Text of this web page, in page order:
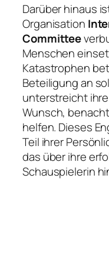
Darüber hinaus
Organisation
Committee
Menschen
Katastrophen
Beteiligung an
unterstreicht
Wunsch,
helfen. Dieses
Teil ihrer
das über ihre
Schauspielerin